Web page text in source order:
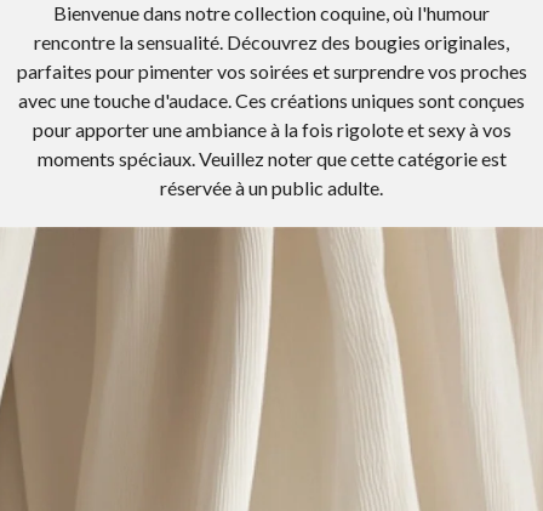
Bienvenue dans notre collection coquine, où l'humour
rencontre la sensualité. Découvrez des bougies originales,
parfaites pour pimenter vos soirées et surprendre vos proches
avec une touche d'audace. Ces créations uniques sont conçues
pour apporter une ambiance à la fois rigolote et sexy à vos
moments spéciaux. Veuillez noter que cette catégorie est
réservée à un public adulte.